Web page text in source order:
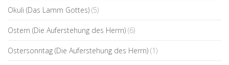
Okuli (Das Lamm Gottes) (5)
Ostern (Die Auferstehung des Herrn) (6)
Ostersonntag (Die Auferstehung des Herrn) (1)